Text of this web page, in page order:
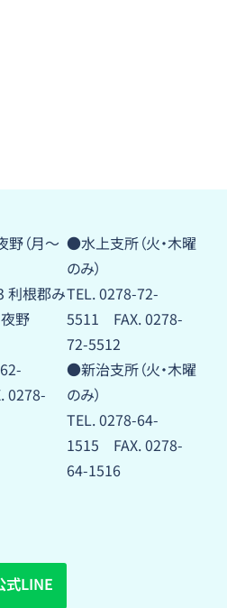
（月〜
利根郡み
野
0278-
●水上支所（火・木曜
のみ）
TEL. 0278-72-
5511 FAX. 0278-
72-5512
●新治支所（火・木曜
のみ）
TEL. 0278-64-
1515 FAX. 0278-
64-1516
式LINE